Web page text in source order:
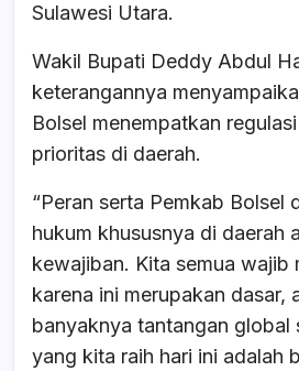
Sulawesi Utara.
Wakil Bupati Deddy Abdul
keterangannya
Bolsel menempatkan
prioritas di daerah.
“Peran serta Pemkab Bolsel
hukum khususnya di daerah
kewajiban. Kita semua wajib
karena ini merupakan dasar,
banyaknya tantangan global
yang kita raih hari ini adalah